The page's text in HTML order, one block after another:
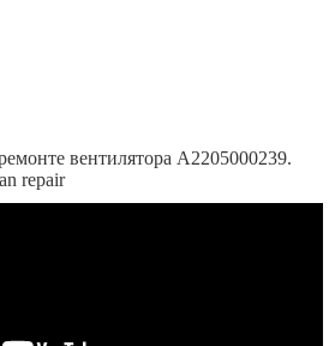
вентилятора A2205000239.
repair